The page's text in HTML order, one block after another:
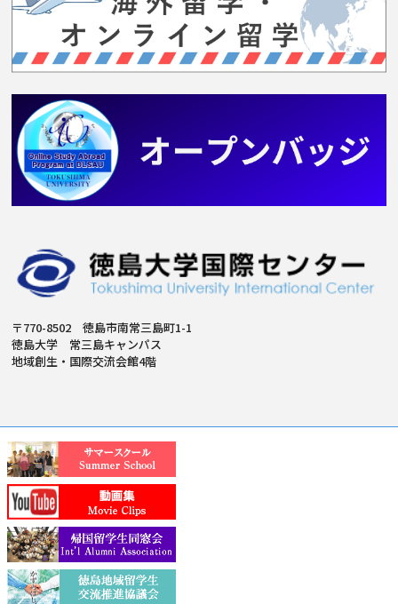
〒770-8502 徳島市南常三島町1-1
徳島大学 常三島キャンパス
地域創生・国際交流会館4階